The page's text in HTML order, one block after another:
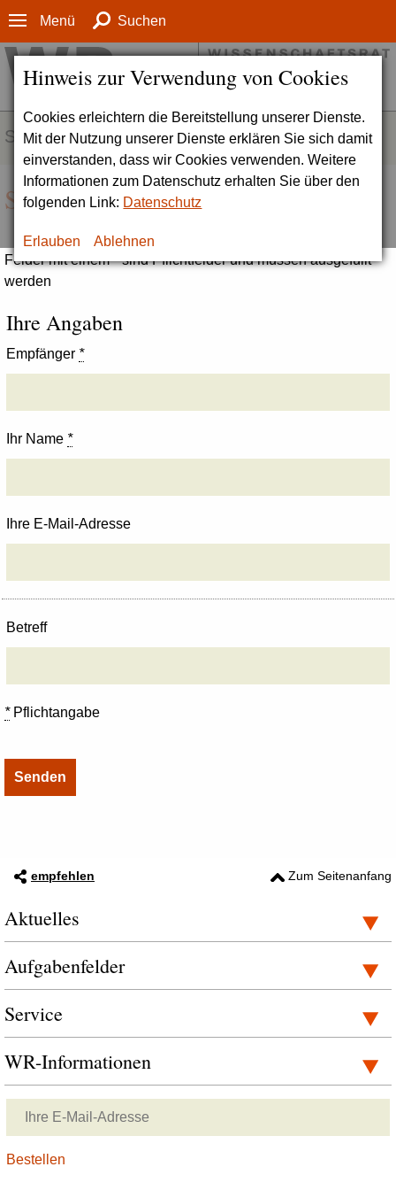
Hinweis zur Verwendung von Cookies
Cookies erleichtern die Bereitstellung unserer Dienste.
Mit der Nutzung unserer Dienste erklären Sie sich damit
einverstanden, dass wir Cookies verwenden. Weitere
Informationen zum Datenschutz erhalten Sie über den
folgenden Link: Datenschutz
Erlauben Ablehnen
Menü Suchen
SERVICE
Seite empfehlen
Felder mit einem * sind Pflichtfelder und müssen ausgefüllt
werden
Ihre Angaben
Empfänger *
Ihr Name *
Ihre E-Mail-Adresse
Betreff
*Pflichtangabe
empfehlen Zum Seitenanfang
Aktuelles
Aufgabenfelder
Service
WR-Informationen